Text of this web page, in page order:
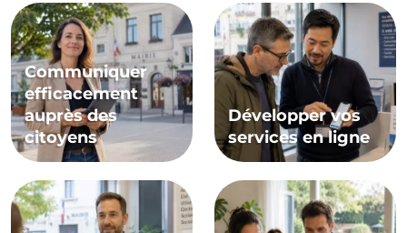
Communiquer
efficacement
auprès des
citoyens
Développer vos
services en ligne